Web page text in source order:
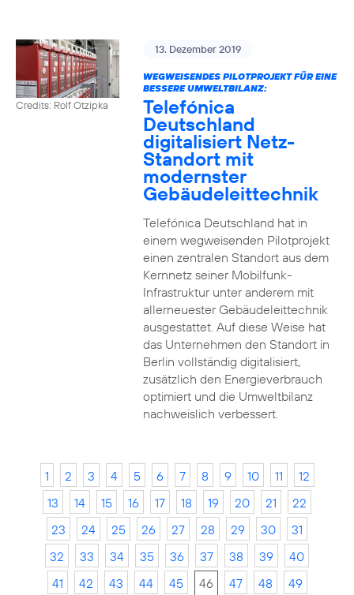
Credits: Rolf Otzipka
13. Dezember 2019
WEGWEISENDES PILOTPROJEKT FÜR EINE
BESSERE UMWELTBILANZ:
Telefónica
Deutschland
digitalisiert Netz-
Standort mit
modernster
Gebäudeleittechnik
Telefónica Deutschland hat in
einem wegweisenden Pilotprojekt
einen zentralen Standort aus dem
Kernnetz seiner Mobilfunk-
Infrastruktur unter anderem mit
allerneuester Gebäudeleittechnik
ausgestattet. Auf diese Weise hat
das Unternehmen den Standort in
Berlin vollständig digitalisiert,
zusätzlich den Energieverbrauch
optimiert und die Umweltbilanz
nachweislich verbessert.
1 2 3 4 5 6 7 8 9 10 11
12
13
14 15 16 17 18 19 20 21
22
23
24 25 26 27 28 29 30
31
32
33 34 35 36 37 38 39
40
41
42 43 44 45 46 47 48
49